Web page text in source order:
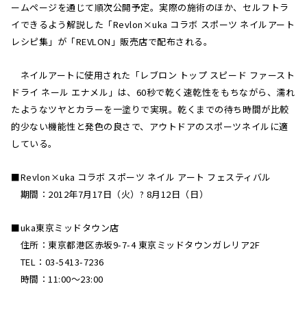
ームページを通じて順次公開予定。実際の施術のほか、セルフトラ
イできるよう解説した「Revlon×uka コラボ スポーツ ネイルアート
レシピ集」が「REVLON」販売店で配布される。
ネイルアートに使用された「レブロン トップ スピード ファースト
ドライ ネール エナメル」は、60秒で乾く速乾性をもちながら、濡れ
たようなツヤとカラーを一塗りで実現。乾くまでの待ち時間が比較
的少ない機能性と発色の良さで、アウトドアのスポーツネイルに適
している。
■Revlon×uka コラボ スポーツ ネイル アート フェスティバル
期間：2012年7月17日（火）? 8月12日（日）
■uka東京ミッドタウン店
住所：東京都港区赤坂9-7-4 東京ミッドタウンガレリア2F
TEL：03-5413-7236
時間：11:00〜23:00